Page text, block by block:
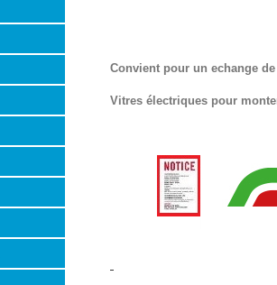
Convient pour un echange
Vitres électriques pour